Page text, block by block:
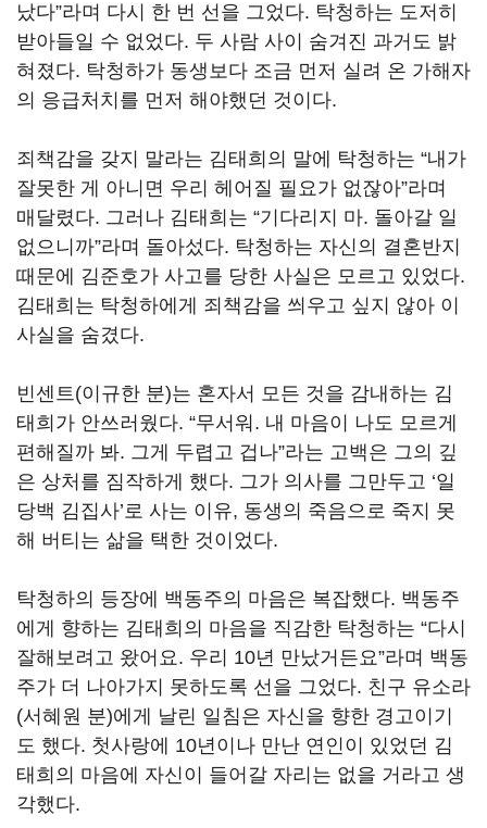
났다”라며 다시 한 번 선을 그었다. 탁청하는 도저히
받아들일 수 없었다. 두 사람 사이 숨겨진 과거도 밝
혀졌다. 탁청하가 동생보다 조금 먼저 실려 온 가해자
의 응급처치를 먼저 해야했던 것이다.
죄책감을 갖지 말라는 김태희의 말에 탁청하는 “내가
잘못한 게 아니면 우리 헤어질 필요가 없잖아”라며
매달렸다. 그러나 김태희는 “기다리지 마. 돌아갈 일
없으니까”라며 돌아섰다. 탁청하는 자신의 결혼반지
때문에 김준호가 사고를 당한 사실은 모르고 있었다.
김태희는 탁청하에게 죄책감을 씌우고 싶지 않아 이
사실을 숨겼다.
빈센트(이규한 분)는 혼자서 모든 것을 감내하는 김
태희가 안쓰러웠다. “무서워 . 내 마음이 나도 모르게
편해질까 봐. 그게 두렵고 겁나”라는 고백은 그의 깊
은 상처를 짐작하게 했다. 그가 의사를 그만두고 ‘일
당백 김집사’로 사는 이유, 동생의 죽음으로 죽지 못
해 버티는 삶을 택한 것이었다.
탁청하의 등장에 백동주의 마음은 복잡했다. 백동주
에게 향하는 김태희의 마음을 직감한 탁청하는 “다시
잘해보려고 왔어요. 우리 10년 만났거든요”라며 백동
주가 더 나아가지 못하도록 선을 그었다. 친구 유소라
(서혜원 분)에게 날린 일침은 자신을 향한 경고이기
도 했다. 첫사랑에 10년이나 만난 연인이 있었던 김
태희의 마음에 자신이 들어갈 자리는 없을 거라고 생
각했다.